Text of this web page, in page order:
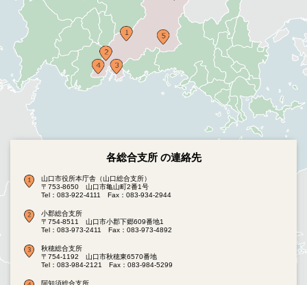
各総合支所 の連絡先
山口市役所本庁舎（山口総合支所）
〒753-8650 山口市亀山町2番1号
Tel：083-922-4111
Fax：083-934-2944
小郡総合支所
〒754-8511 山口市小郡下郷609番地1
Tel：083-973-2411
Fax：083-973-4892
秋穂総合支所
〒754-1192 山口市秋穂東6570番地
Tel：083-984-2121
Fax：083-984-5299
阿知須総合支所